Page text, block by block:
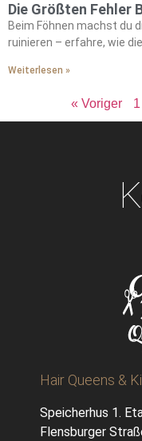
Die Größten Fehler
Beim Föhnen machst du
ruinieren – erfahre, wie
Weiterlesen »
« Voriger 1
Hair Queens &
Speicherhus 1.
Flensburger